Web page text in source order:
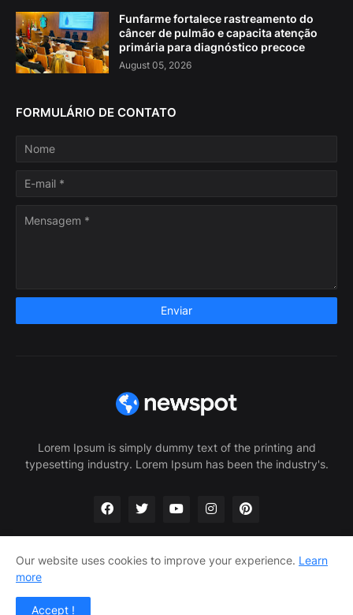
Funfarme fortalece rastreamento do
câncer de pulmão e capacita atenção
primária para diagnóstico precoce
August 05, 2026
FORMULÁRIO DE CONTATO
Lorem Ipsum is simply dummy text of the printing and
typesetting industry. Lorem Ipsum has been the industry's.
Our website uses cookies to improve your experience. Learn
more
Accept !